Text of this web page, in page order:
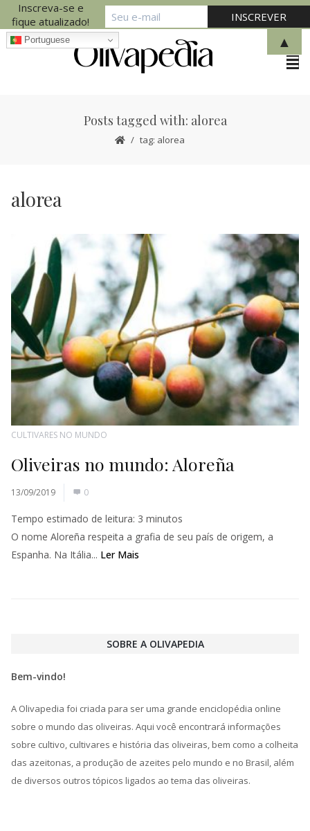
Posts tagged with: alorea
tag: alorea
alorea
CULTIVARES NO MUNDO
Oliveiras no mundo: Aloreña
13/09/2019 0
Tempo estimado de leitura: 3 minutos
O nome Aloreña respeita a grafia de seu país de origem, a
Espanha. Na Itália... Ler Mais
SOBRE A OLIVAPEDIA
Bem-vindo!
A Olivapedia foi criada para ser uma grande enciclopédia online
sobre o mundo das oliveiras. Aqui você encontrará informações
sobre cultivo, cultivares e história das oliveiras, bem como a colheita
das azeitonas, a produção de azeites pelo mundo e no Brasil, além
de diversos outros tópicos ligados ao tema das oliveiras.
Inscreva-se e
fique atualizado!
▲
Portuguese